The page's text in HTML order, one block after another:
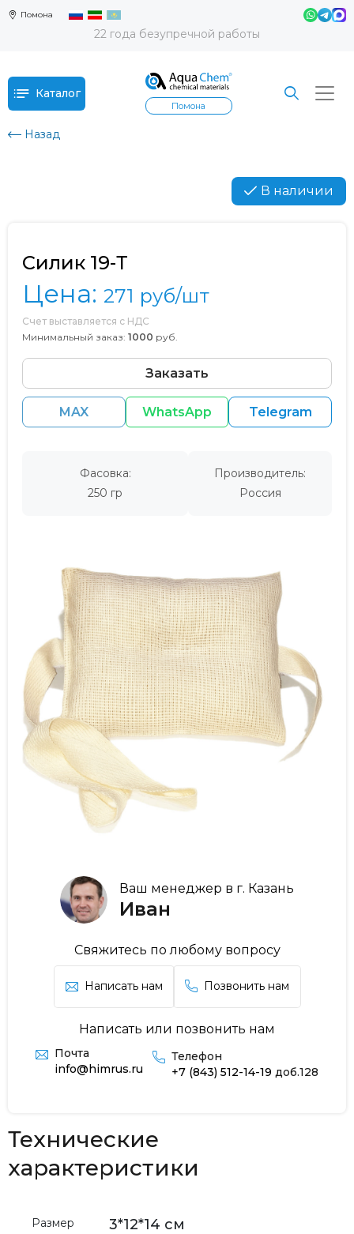
Помона
22 года безупречной работы
Каталог
Помона
Назад
В наличии
Ваш менеджер в г. Казань
Иван
Свяжитесь по любому вопросу
Написать нам Позвонить нам
Написать или позвонить нам
Почта
info@himrus.ru
Телефон
+7 (843) 512-14-19 доб.128
Силик 19-Т
Цена: 271 руб/шт
Счет выставляется с НДС
Минимальный заказ: 1000 руб.
Заказать
MAX WhatsApp Telegram
Фасовка:
250 гр
Производитель:
Россия
Технические
характеристики
Размер 3*12*14 см